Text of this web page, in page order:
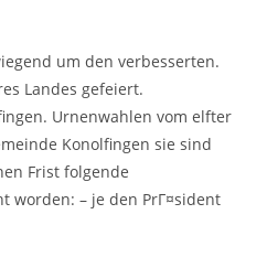
um den verbesserten.
Landes gefeiert.
Urnenwahlen vom elfter
Konolfingen sie sind
Frist folgende
worden: – je den PrГ¤sident